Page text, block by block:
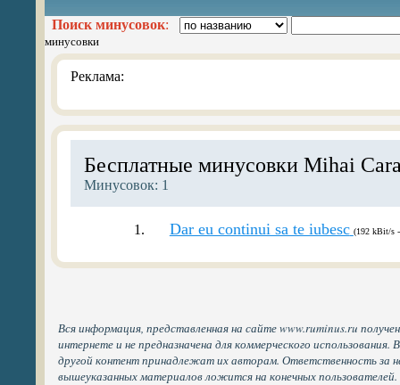
Поиск минусовок:
минусовки
Реклама:
Бесплатные минусовки Mihai
Минусовок: 1
1. Dar eu continui sa te iubesc (192 kBit/s
Вся информация, представленная на сайте www.ruminus.ru
интернете и не предназначена для коммерческого
другой контент принадлежат их авторам. Ответственность за
вышеуказанных материалов ложится на конечных пользователей.